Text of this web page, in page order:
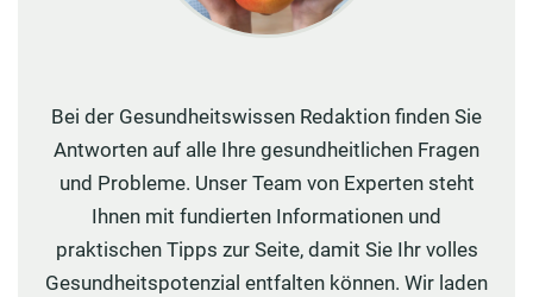
Bei der Gesundheitswissen Redaktion finden Sie
Antworten auf alle Ihre gesundheitlichen Fragen
und Probleme. Unser Team von Experten steht
Ihnen mit fundierten Informationen und
praktischen Tipps zur Seite, damit Sie Ihr volles
Gesundheitspotenzial entfalten können. Wir laden